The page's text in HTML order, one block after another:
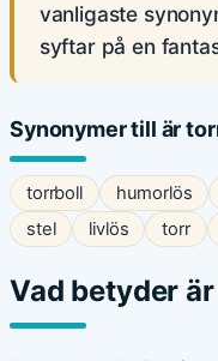
vanligaste
syftar på en
Synonymer till är
torrboll humorlös
stel
livlös torr
Vad betyder